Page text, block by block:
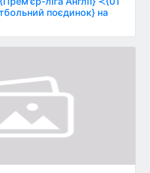
поєдинок} на